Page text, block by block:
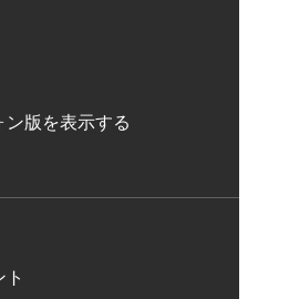
ン版を表示する